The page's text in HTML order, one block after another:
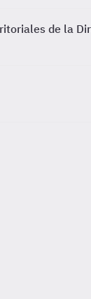
de la